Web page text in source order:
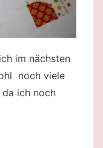
im nächsten
noch viele
ich noch